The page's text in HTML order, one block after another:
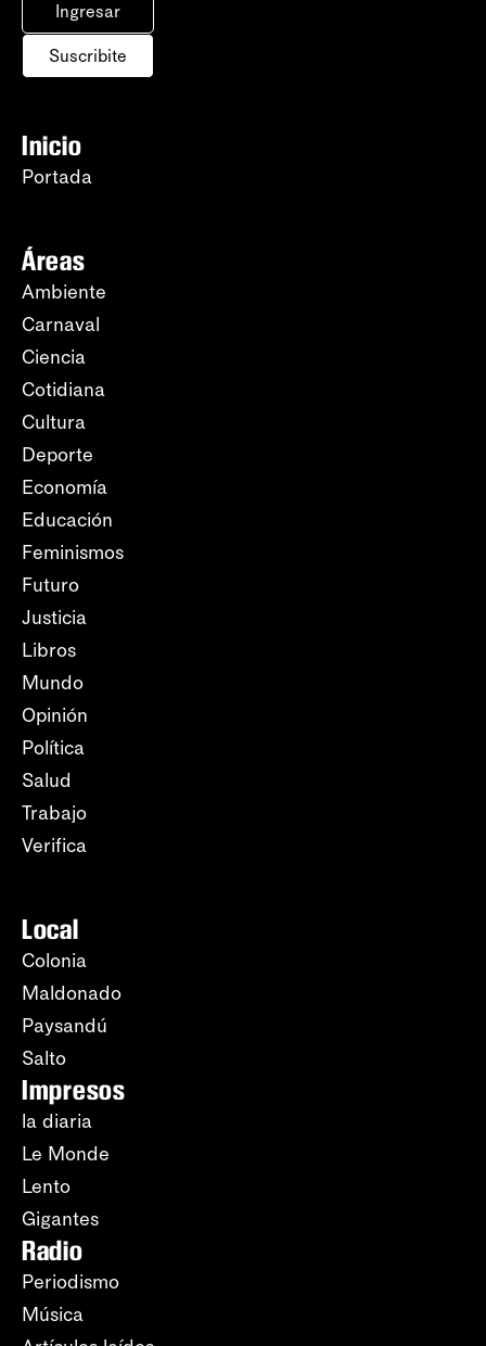
Ingresar
Suscribite
Inicio
Portada
Áreas
Ambiente
Carnaval
Ciencia
Cotidiana
Cultura
Deporte
Economía
Educación
Feminismos
Futuro
Justicia
Libros
Mundo
Opinión
Política
Salud
Trabajo
Verifica
Local
Colonia
Maldonado
Paysandú
Salto
Impresos
la diaria
Le Monde
Lento
Gigantes
Radio
Periodismo
Música